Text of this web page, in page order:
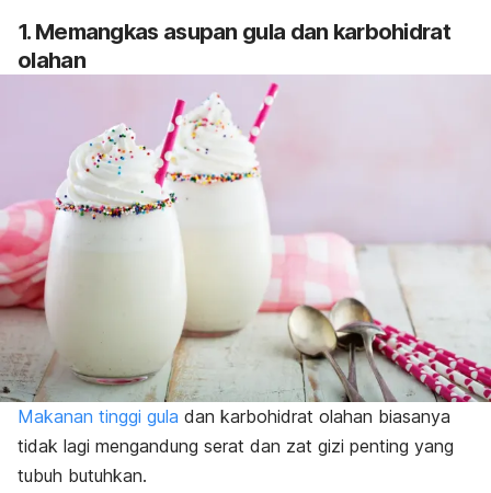
1. Memangkas asupan gula dan karbohidrat
olahan
Makanan tinggi gula dan karbohidrat olahan biasanya
tidak lagi mengandung serat dan zat gizi penting yang
tubuh butuhkan.